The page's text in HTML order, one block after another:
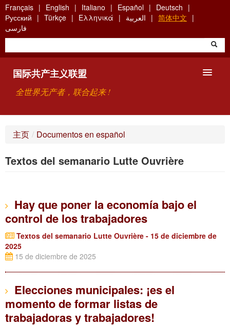
Skip
to
main
content
Français English Italiano Español
Deutsch
Русский
Türkçe Ελληνικά العربية
简体中文
فارسی
国际共产主义联盟
全世界无产者，联合起来 !
主页 / Documentos en español
Textos del semanario Lutte Ouvrière
Hay que poner la economía bajo el
control de los trabajadores
Textos del semanario Lutte Ouvrière - 15 de diciembre de
2025
15 de diciembre de 2025
Elecciones municipales: ¡es el
momento de formar listas de
trabajadoras y trabajadores!